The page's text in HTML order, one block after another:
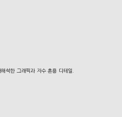
석한 그래픽과 자수 혼용 디테일.